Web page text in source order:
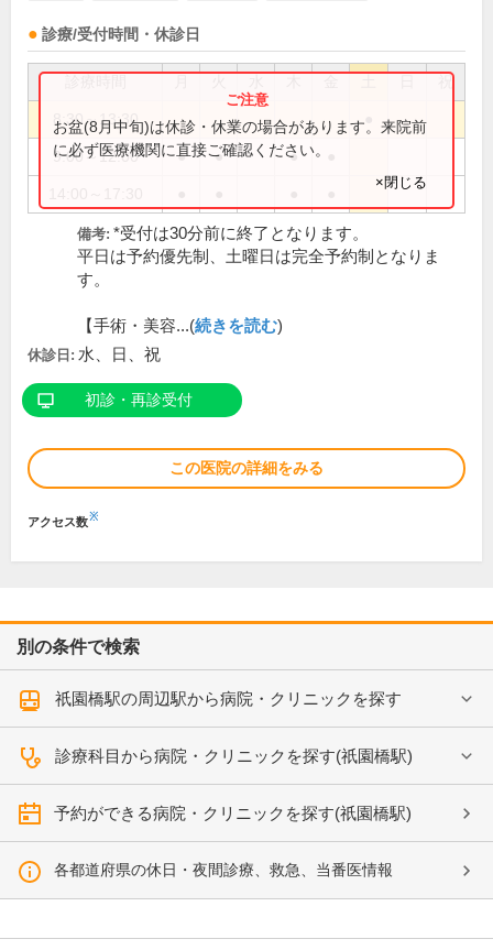
診療/受付時間・休診日
祝
8:30～13:30
9:00～12:00 ● ● ●
お盆(8月中旬)は休診・休業の場合があります。来院前
に必ず医療機関に直接ご確認ください。
×閉じる
備考: *受付は30分前に終了となります。
平日は予約優先制、土曜日は完全予約制となりま
す。
【手術・美容...(続きを読む)
休診日: 水、日、祝
初診・再診受付
この医院の詳細をみる
アクセス数※
別の条件で検索
祇園橋駅の周辺駅から病院・クリニックを探す
診療科目から病院・クリニックを探す(祇園橋駅)
予約ができる病院・クリニックを探す(祇園橋駅)
各都道府県の休日・夜間診療、救急、当番医情報